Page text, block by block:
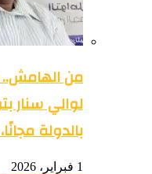
من
لوالي سنار
بالدولة
1 فبراير، 2026